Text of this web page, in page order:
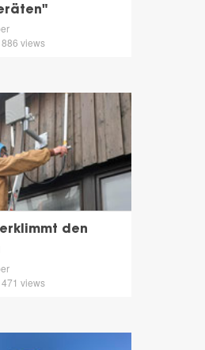
views
erklimmt den
views